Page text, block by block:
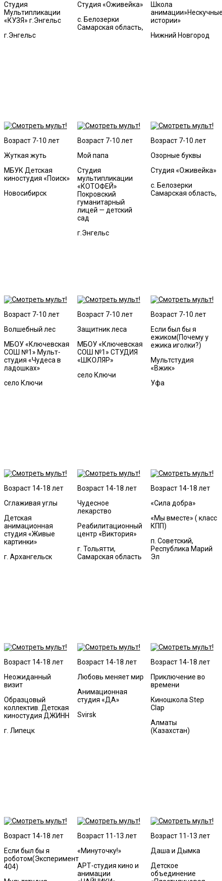
Студия
Мультипликации
«КУЗЯ» г.Энгельс
г.Энгельс
Студия «Оживейка»
с. Белозерки
Самарская область,
Школа
истории»
Нижний Новгород
Возраст 7-10 лет
Жуткая жуть
МБУК Детская
киностудия «Поиск»
Новосибирск
Возраст 7-10 лет
Мой папа
Студия
мультипликации
«КОТОФЕЙ»
Покровский
гуманитарный
лицей — детский
сад
г.Энгельс
Возраст 7-10 лет
Озорные буквы
Студия «Оживейка»
с. Белозерки
Самарская область,
Возраст 7-10 лет
Волшебный лес
МБОУ «Ключевская
СОШ №1» Мульт-
студия «Чудеса в
ладошках»
село Ключи
Возраст 7-10 лет
Защитник леса
МБОУ «Ключевская
СОШ №1» СТУДИЯ
«ШКОЛЯР»
село Ключи
Возраст 7-10 лет
Если был бы я
ежиком(Почему у
ежика иголки?)
Мультстудия
«Вжик»
Уфа
Возраст 14-18 лет
Сглаживая углы
Детская
анимационная
студия «Живые
картинки»
г. Архангельск
Возраст 14-18 лет
Чудесное
лекарство
Реабилитационный
центр «Виктория»
г. Тольятти,
Самарская область
Возраст 14-18 лет
«Сила добра»
«Мы вместе» ( класс
КПП)
п. Советский,
Республика Марий
Эл
Возраст 14-18 лет
Неожиданный
визит
Образцовый
коллектив. Детская
киностудия ДЖИНН
г. Липецк
Возраст 14-18 лет
Любовь меняет мир
Анимационная
студия «ДА»
Svirsk
Возраст 14-18 лет
Приключение во
времени
Киношкола Step
Clap
Алматы
(Казахстан)
Возраст 14-18 лет
Если был бы я
роботом(Эксперимент
404)
Возраст 11-13 лет
«Минуточку!»
АРТ-студия кино и
анимации
Возраст 11-13 лет
Даша и Дымка
Детское
объединение